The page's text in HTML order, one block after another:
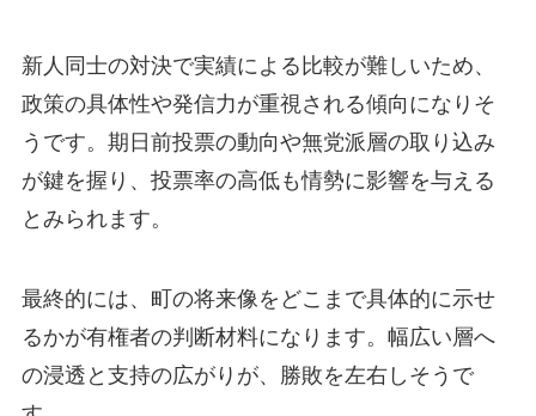
新人同士の対決で実績による比較が難しいため、
政策の具体性や発信力が重視される傾向になりそ
うです。期日前投票の動向や無党派層の取り込み
が鍵を握り、投票率の高低も情勢に影響を与える
とみられます。
最終的には、町の将来像をどこまで具体的に示せ
るかが有権者の判断材料になります。幅広い層へ
の浸透と支持の広がりが、勝敗を左右しそうで